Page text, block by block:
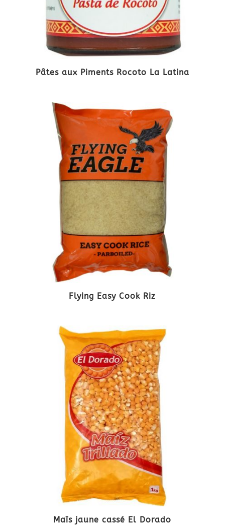
Pâtes aux Piments Rocoto La Latina
Flying Easy Cook Riz
Maïs jaune cassé El Dorado